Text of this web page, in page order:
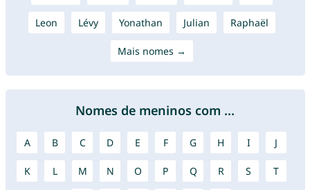
Leon Lévy Yonathan Julian Raphaël
Mais nomes →
Nomes de meninos com ...
A B C D E F G H I J
K L M N O P Q R S T